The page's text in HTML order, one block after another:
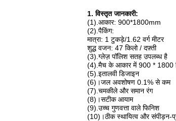
1. विस्तृत जानकारी:
(1).आकार: 900*1800mm
(2).पैकिंग:
मात्रा: 1 टुकड़े/1.62 वर्ग मीटर
शुद्ध वजन: 47 किलो / दफ़्ती
(3).ग्लेज़ पॉलिश सतह उपलब्ध है
(4).मैच के आकार में 900 * 1800
(5).इतालवी डिजाइन
(6)।जल अवशोषण 0.1% से कम
(7).चमकीले और समान रंग
(8)।सटीक आयाम
(9).उच्च गुणवत्ता वाले फिनिश
(10)।ठीक स्थायित्व और संपीड़न-